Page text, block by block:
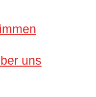
uns